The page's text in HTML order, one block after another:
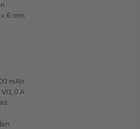
6 mm
mAh
1,0 A